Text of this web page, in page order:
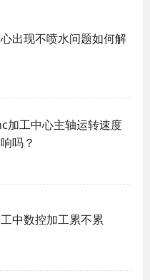
出现不喷水问题如何解
加工中心主轴运转速度
吗？
中数控加工累不累